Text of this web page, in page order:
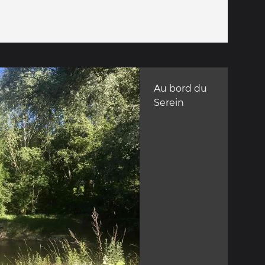
Au bord du
Serein